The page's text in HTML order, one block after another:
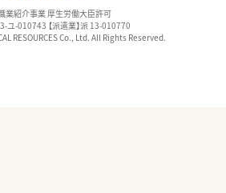
業紹介事業 厚生労働大臣許可
ユ-010743 【派遣業】派 13-010770
RESOURCES Co., Ltd. All Rights Reserved.